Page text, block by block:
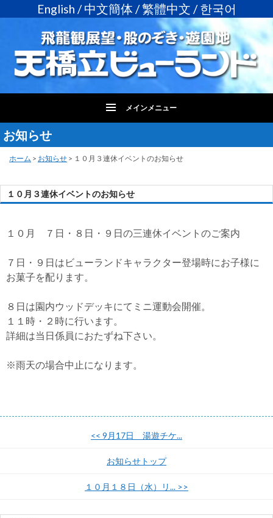
English /中文簡体 /繁體中文 /한국어
メインメニュー
コ
ン
テ
ツ
へ
ッ
お知らせ
ホーム > お知らせ > １０月３連休イベントのお知らせ
１０月３連休イベントのお知らせ
１０月 ７日・８日・９日の三連休イベントのご案内
７日・９日はビューランドキャラクター登場時にお子様に
お菓子を配ります。
８日は園内ウッドデッキにてミニ運動会開催。
１１時・２時に行います。
詳細は当日係員におたずね下さい。
※雨天の場合中止になります。
<< 9月17日 湯遊チケ...
お知らせトップ
１０月１８日（水）リ... >>